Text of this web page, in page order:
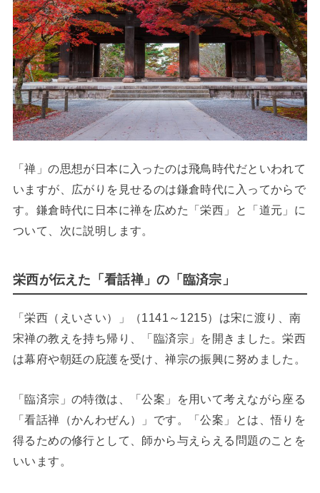
「禅」の思想が日本に入ったのは飛鳥時代だといわれて
いますが、広がりを見せるのは鎌倉時代に入ってからで
す。鎌倉時代に日本に禅を広めた「栄西」と「道元」に
ついて、次に説明します。
栄西が伝えた「看話禅」の「臨済宗」
「栄西（えいさい）」（1141～1215）は宋に渡り、南
宋禅の教えを持ち帰り、「臨済宗」を開きました。栄西
は幕府や朝廷の庇護を受け、禅宗の振興に努めました。
「臨済宗」の特徴は、「公案」を用いて考えながら座る
「看話禅（かんわぜん）」です。「公案」とは、悟りを
得るための修行として、師から与えらえる問題のことを
いいます。